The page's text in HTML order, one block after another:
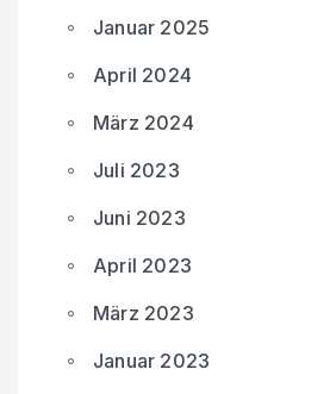
Januar 2025
April 2024
März 2024
Juli 2023
Juni 2023
April 2023
März 2023
Januar 2023